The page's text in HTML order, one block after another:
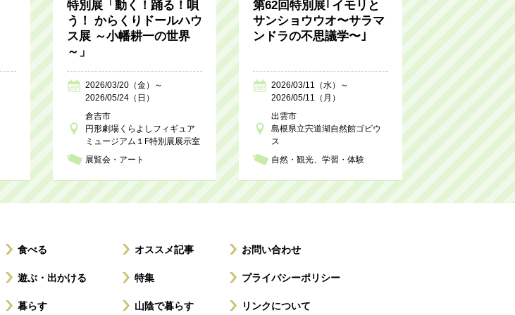
特別展「動く！踊る！唄
う！ からくりドールハウ
ス展 ～小幡耕一の世界
～」
2026/03/20（金）～
2026/05/24（日）
倉吉市
円形劇場くらよしフィギュア
ミュージアム１F特別展展示室
展覧会・アート
第62回特別展｢イモリと
サンショウウオ〜サラマ
ンドラの不思議学〜｣
2026/03/11（水）～
2026/05/11（月）
出雲市
島根県立宍道湖自然館ゴビウ
ス
自然・観光
学習・体験
食べる
遊ぶ・出かける
暮らす
オススメ記事
特集
山陰で暮らす
お問い合わせ
プライバシーポリシー
リンクについて